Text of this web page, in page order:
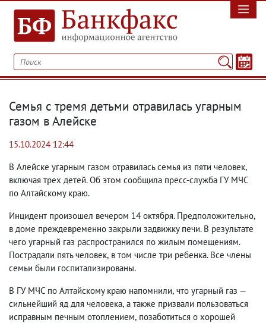
Семья с тремя детьми отравилась угарным
газом в Алейске
15.10.2024 12:44
В Алейске угарным газом отравилась семья из пяти человек,
включая трех детей. Об этом сообщила пресс-служба ГУ МЧС
по Алтайскому краю.
Инцидент произошел вечером 14 октября. Предположительно,
в доме преждевременно закрыли задвижку печи. В результате
чего угарный газ распространился по жилым помещениям.
Пострадали пять человек, в том числе три ребенка. Все члены
семьи были госпитализированы.
В ГУ МЧС по Алтайскому краю напомнили, что угарный газ —
сильнейший яд для человека, а также призвали пользоваться
исправным печным отоплением, позаботиться о хорошей